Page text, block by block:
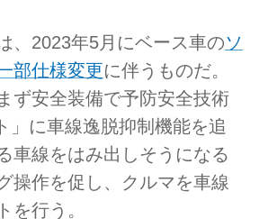
、2023年5月にベース車のソ
部仕様変更に伴うものだ。
ず安全装備で予防安全技術
」に車線逸脱抑制機能を追
車線をはみ出しそうになる
操作を促し、クルマを車線
を行う。